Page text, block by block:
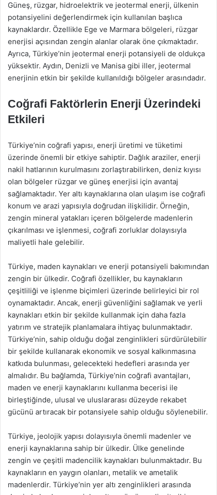
Güneş, rüzgar, hidroelektrik ve jeotermal enerji, ülkenin
potansiyelini değerlendirmek için kullanılan başlıca
kaynaklardır. Özellikle Ege ve Marmara bölgeleri, rüzgar
enerjisi açısından zengin alanlar olarak öne çıkmaktadır.
Ayrıca, Türkiye’nin jeotermal enerji potansiyeli de oldukça
yüksektir. Aydın, Denizli ve Manisa gibi iller, jeotermal
enerjinin etkin bir şekilde kullanıldığı bölgeler arasındadır.
Coğrafi Faktörlerin Enerji Üzerindeki
Etkileri
Türkiye’nin coğrafi yapısı, enerji üretimi ve tüketimi
üzerinde önemli bir etkiye sahiptir. Dağlık araziler, enerji
nakil hatlarının kurulmasını zorlaştırabilirken, deniz kıyısı
olan bölgeler rüzgar ve güneş enerjisi için avantaj
sağlamaktadır. Yer altı kaynaklarına olan ulaşım ise coğrafi
konum ve arazi yapısıyla doğrudan ilişkilidir. Örneğin,
zengin mineral yatakları içeren bölgelerde madenlerin
çıkarılması ve işlenmesi, coğrafi zorluklar dolayısıyla
maliyetli hale gelebilir.
Türkiye, maden kaynakları ve enerji potansiyeli bakımından
zengin bir ülkedir. Coğrafi özellikler, bu kaynakların
çeşitliliği ve işlenme biçimleri üzerinde belirleyici bir rol
oynamaktadır. Ancak, enerji güvenliğini sağlamak ve yerli
kaynakları etkin bir şekilde kullanmak için daha fazla
yatırım ve stratejik planlamalara ihtiyaç bulunmaktadır.
Türkiye’nin, sahip olduğu doğal zenginlikleri sürdürülebilir
bir şekilde kullanarak ekonomik ve sosyal kalkınmasına
katkıda bulunması, gelecekteki hedefleri arasında yer
almalıdır. Bu bağlamda, Türkiye’nin coğrafi avantajları,
maden ve enerji kaynaklarını kullanma becerisi ile
birleştiğinde, ulusal ve uluslararası düzeyde rekabet
gücünü artıracak bir potansiyele sahip olduğu söylenebilir.
Türkiye, jeolojik yapısı dolayısıyla önemli madenler ve
enerji kaynaklarına sahip bir ülkedir. Ülke genelinde
zengin ve çeşitli madencilik kaynakları bulunmaktadır. Bu
kaynakların en yaygın olanları, metalik ve ametalik
madenlerdir. Türkiye’nin yer altı zenginlikleri arasında